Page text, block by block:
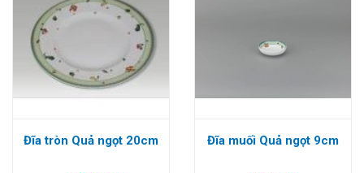
Đĩa tròn Quả ngọt 20cm Đĩa muối Quả ngọt 9cm